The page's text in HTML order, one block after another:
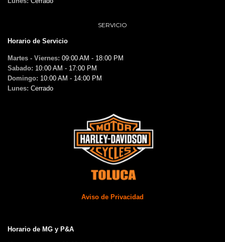
SERVICIO
Horario de Servicio
Martes - Viernes: 09:00 AM - 18:00 PM
Sabado: 10:00 AM - 17:00 PM
Domingo: 10:00 AM - 14:00 PM
Lunes: Cerrado
Aviso de Privacidad
Horario de MG y P&A